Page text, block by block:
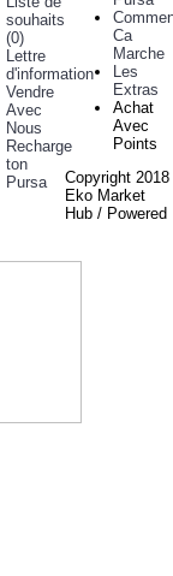
souhaits
(0)
Lettre
d'information
Vendre
Avec
Nous
Recharge
ton
Pursa
Ca
Marche
Les
Extras
Achat
Avec
Points
Copyright 2018
Eko Market
Hub / Powered